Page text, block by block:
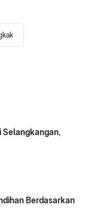
Selangkangan,
Berdasarkan